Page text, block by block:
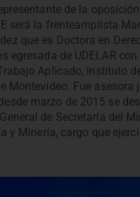
de la oposición
será la frenteamplista
que es Doctora en
egresada de UDELAR
Aplicado, Instituto
Montevideo. Fue asesora
marzo de 2015 se
de Secretaría del
y Minería, cargo que